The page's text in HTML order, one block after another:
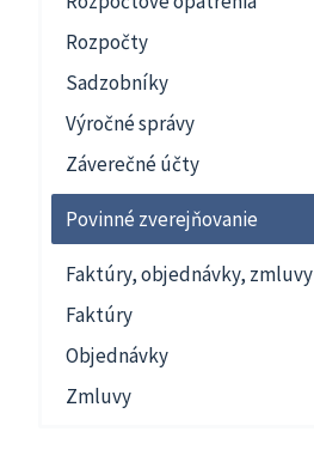
Rozpočty
Sadzobníky
Výročné správy
Záverečné účty
Povinné zverejňovanie
Faktúry, objednávky, zmluvy
Faktúry
Objednávky
Zmluvy